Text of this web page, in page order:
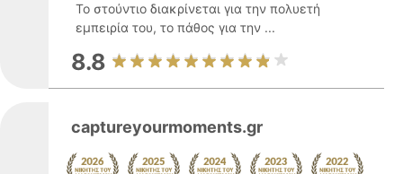
Το στούντιο διακρίνεται για την πολυετή
εμπειρία του, το πάθος για την ...
8.8
captureyourmoments.gr